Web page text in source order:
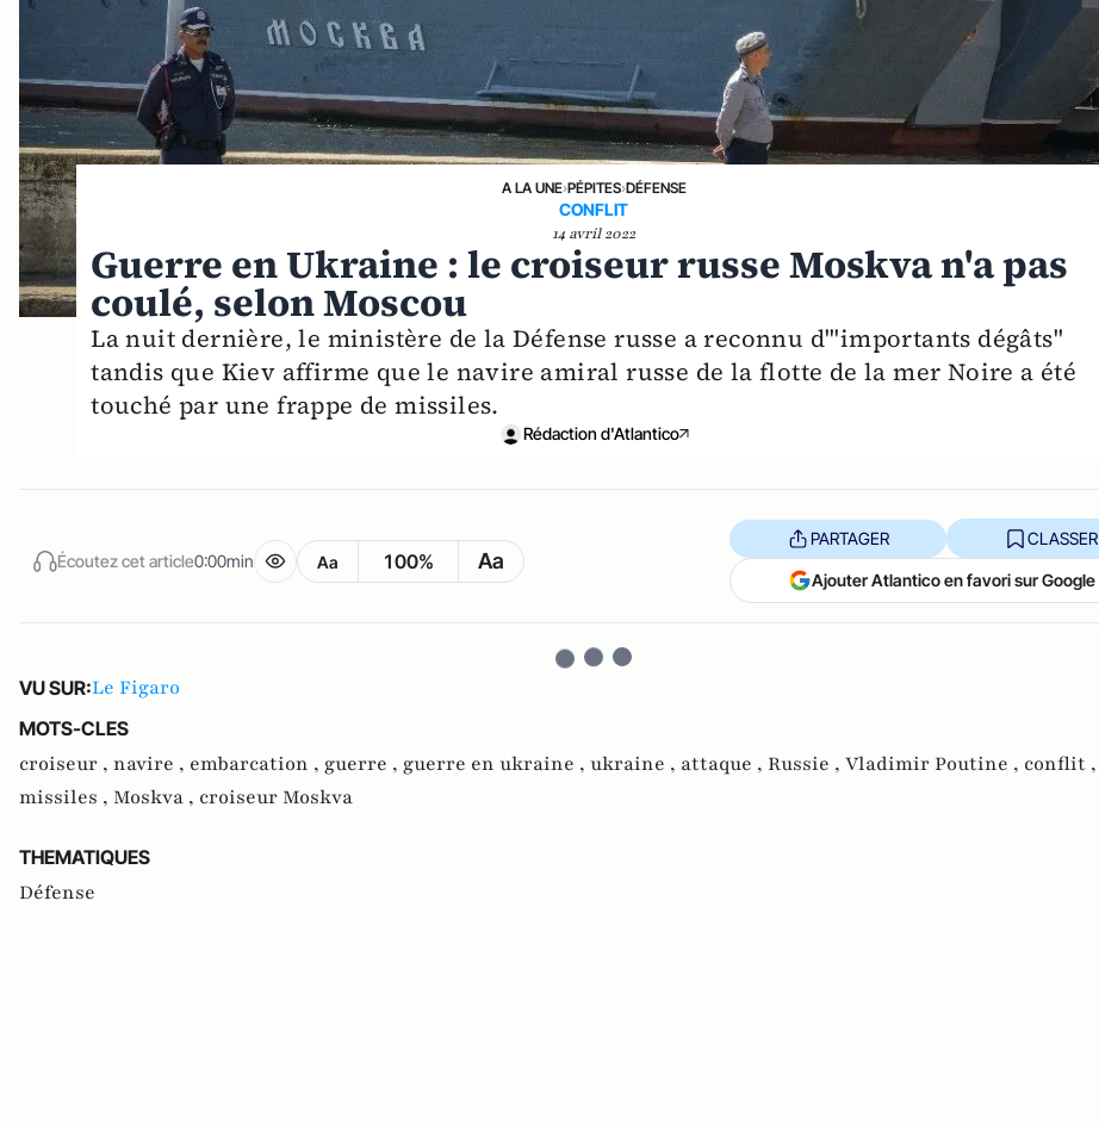
A LA UNE›PÉPITES›DÉFENSE
CONFLIT
14 avril 2022
Guerre en Ukraine : le croiseur russe Moskva n'a pas
coulé, selon Moscou
La nuit dernière, le ministère de la Défense russe a reconnu d'"importants dégâts"
tandis que Kiev affirme que le navire amiral russe de la flotte de la mer Noire a été
touché par une frappe de missiles.
Rédaction d'Atlantico
Écoutez cet article0:00min Aa 100% Aa
PARTAGER CLASSER
Ajouter Atlantico en favori sur Google
VU SUR:Le Figaro
MOTS-CLES
croiseur , navire , embarcation , guerre , guerre en ukraine , ukraine , attaque , Russie , Vladimir Poutine , conflit ,
missiles , Moskva , croiseur Moskva
THEMATIQUES
Défense